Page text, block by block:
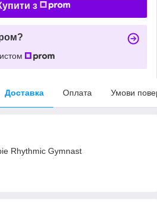
з
Доставка Оплата Умови
Rhythmic Gymnast